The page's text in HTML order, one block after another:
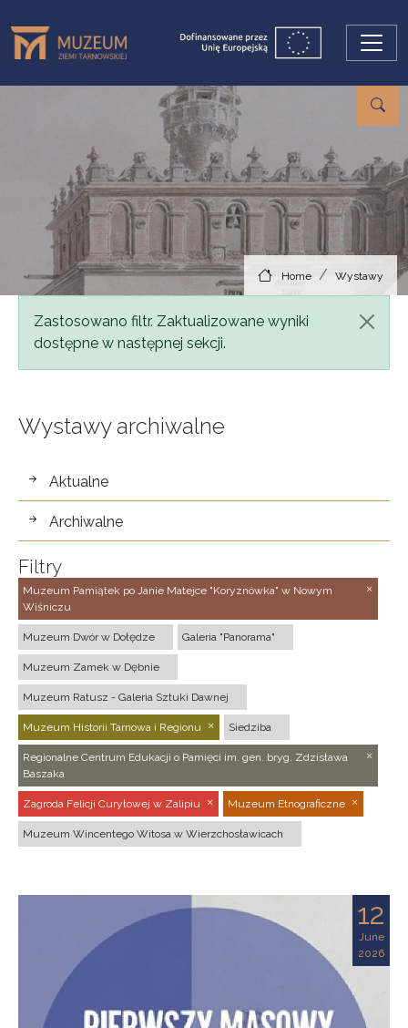
Home Wystawy
Status message
Zastosowano filtr. Zaktualizowane wyniki
dostępne w następnej sekcji.
Wystawy archiwalne
wystawy
Aktualne
Archiwalne
Filtry
Muzeum Pamiątek po Janie Matejce "Koryznówka" w Nowym
Wiśniczu
Muzeum Dwór w Dołędze Galeria "Panorama"
Muzeum Zamek w Dębnie
Muzeum Ratusz - Galeria Sztuki Dawnej
Muzeum Historii Tarnowa i Regionu Siedziba
Regionalne Centrum Edukacji o Pamięci im. gen. bryg. Zdzisława
Baszaka
Zagroda Felicji Curyłowej w Zalipiu Muzeum Etnograficzne
Muzeum Wincentego Witosa w Wierzchosławicach
12
June
2026